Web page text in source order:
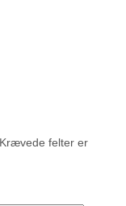
Krævede felter er